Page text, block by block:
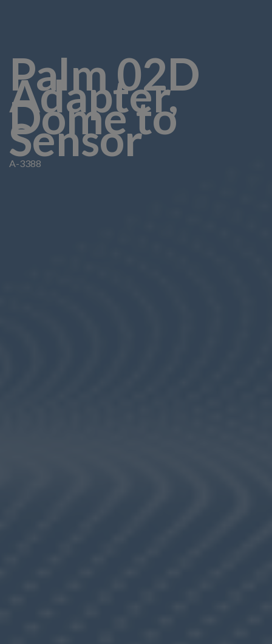
Palm 02D
Adapter,
Dome to
Sensor
A-3388